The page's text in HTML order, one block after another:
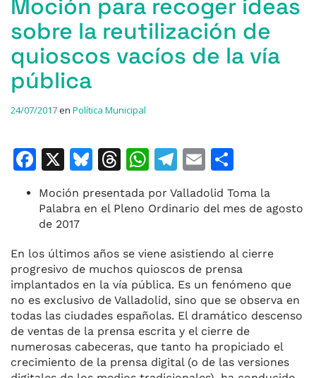
Moción para recoger ideas
sobre la reutilización de
quioscos vacíos de la vía
pública
24/07/2017en Política Municipal
F
a
c
e
b
o
o
k
X
Bl
e
k
y
T
re
d
s
W
at
A
p
p
T
el
e
a
m
E
m
ai m
ar
ti
r
Moción presentada por Valladolid Toma la
Palabra en el Pleno Ordinario del mes de agosto
de 2017
En los últimos años se viene asistiendo al cierre
progresivo de muchos quioscos de prensa
implantados en la vía pública. Es un fenómeno que
no es exclusivo de Valladolid, sino que se observa en
todas las ciudades españolas. El dramático descenso
de ventas de la prensa escrita y el cierre de
numerosas cabeceras, que tanto ha propiciado el
crecimiento de la prensa digital (o de las versiones